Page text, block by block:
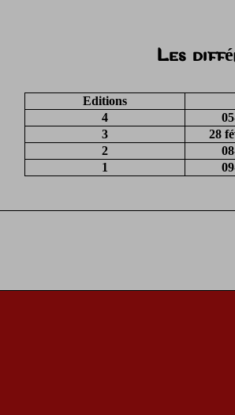
Les
Editions
4
3
28
2
1